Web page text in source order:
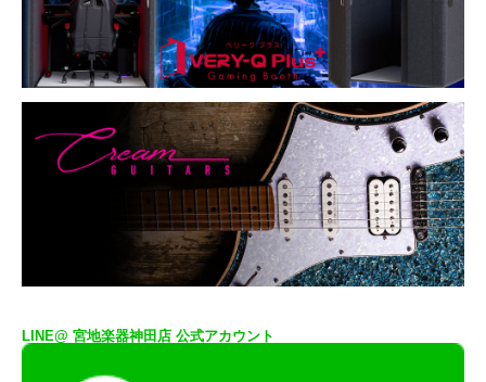
LINE@ 宮地楽器神田店 公式アカウント